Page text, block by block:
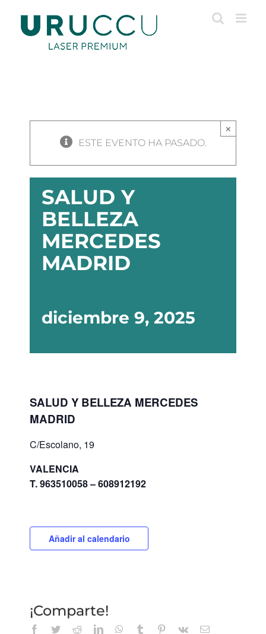
contenido
×
ESTE EVENTO HA PASADO.
SALUD Y
BELLEZA
MERCEDES
MADRID
diciembre 9, 2025
SALUD Y BELLEZA MERCEDES
MADRID
C/Escolano, 19
VALENCIA
T. 963510058 – 608912192
Añadir al calendario
¡Comparte!
Facebook
TwitterRedditLinkedInWhatsApp
Tumblr Pinterest
Vk
Correo